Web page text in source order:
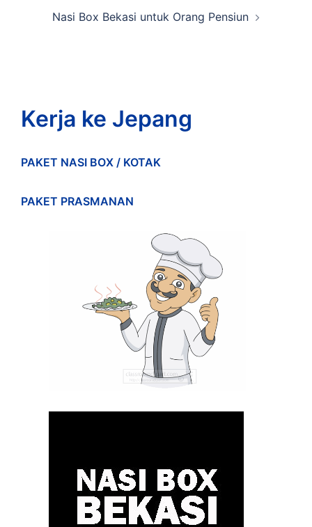
Nasi Box Bekasi untuk Orang Pensiun
Kerja ke Jepang
PAKET NASI BOX / KOTAK
PAKET PRASMANAN